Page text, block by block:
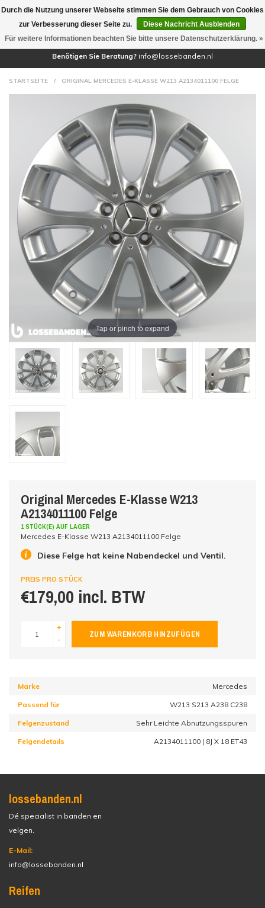
(0)
Benötigen Sie Beratung? info@lossebanden.nl
STARTSEITE / ORIGINAL MERCEDES E-KLASSE W213 A2134011100 FELGE
Tap or pinch to expand
Original Mercedes E-Klasse W213
A2134011100 Felge
1 STÜCK(E) AUF LAGER
Mercedes E-Klasse W213 A2134011100 Felge
Diese Felge hat keine Nabendeckel und Ventil.
PREIS PRO STÜCK
€179,00 incl. BTW
+
-
ZUM WARENKORB HINZUFÜGEN
Marke Mercedes
Passend für W213 S213 A238 C238
Felgenzustand Sehr Leichte Abnutzungsspuren
Felgendetails A2134011100 | 8J X 18 ET43
lossebanden.nl
Dé specialist in banden en
velgen.
E-Mail:
info@lossebanden.nl
Reifen
Durch die Nutzung unserer Webseite stimmen Sie dem Gebrauch von Cookies
zur Verbesserung dieser Seite zu.
Diese Nachricht Ausblenden
Für weitere Informationen beachten Sie bitte unsere Datenschutzerklärung. »